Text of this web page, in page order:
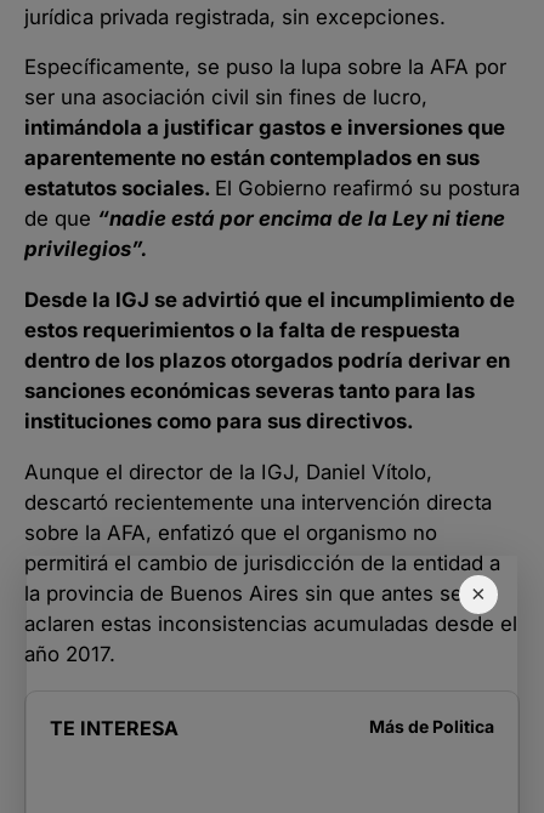
×
jurídica privada registrada, sin excepciones.
Específicamente, se puso la lupa sobre la AFA por
ser una asociación civil sin fines de lucro,
intimándola a justificar gastos e inversiones que
aparentemente no están contemplados en sus
estatutos sociales. El Gobierno reafirmó su postura
de que “nadie está por encima de la Ley ni tiene
privilegios”.
Desde la IGJ se advirtió que el incumplimiento de
estos requerimientos o la falta de respuesta
dentro de los plazos otorgados podría derivar en
sanciones económicas severas tanto para las
instituciones como para sus directivos.
Aunque el director de la IGJ, Daniel Vítolo,
descartó recientemente una intervención directa
sobre la AFA, enfatizó que el organismo no
permitirá el cambio de jurisdicción de la entidad a
la provincia de Buenos Aires sin que antes se
aclaren estas inconsistencias acumuladas desde el
año 2017.
TE INTERESA Más de Politica